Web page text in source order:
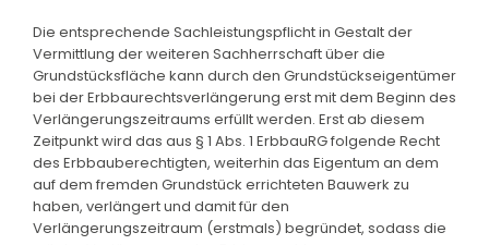
Die entsprechende Sachleistungspflicht in Gestalt der
Vermittlung der weiteren Sachherrschaft über die
Grundstücksfläche kann durch den Grundstückseigentümer
bei der Erbbaurechtsverlängerung erst mit dem Beginn des
Verlängerungszeitraums erfüllt werden. Erst ab diesem
Zeitpunkt wird das aus § 1 Abs. 1 ErbbauRG folgende Recht
des Erbbauberechtigten, weiterhin das Eigentum an dem
auf dem fremden Grundstück errichteten Bauwerk zu
haben, verlängert und damit für den
Verlängerungszeitraum (erstmals) begründet, sodass die